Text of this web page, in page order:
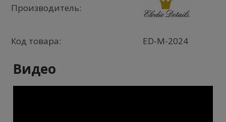
Производитель:
Код товара: ED-M-2024
Видео